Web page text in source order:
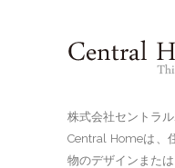
株式会社セントラ
Central Homeは、
物のデザインまた